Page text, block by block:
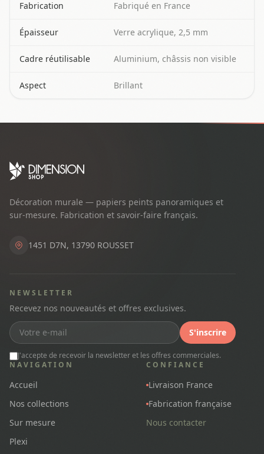
Fabrication Fabriqué en France
Épaisseur Verre acrylique, 2,5 mm
Cadre réutilisable Aluminium, châssis non visible
Aspect Brillant
Décoration murale — papiers peints panoramiques et
sur-mesure. Fabrication et savoir-faire français.
1451 D7N, 13790 ROUSSET
NEWSLETTER
Recevez nos nouveautés et offres exclusives.
S'inscrire
J'accepte de recevoir la newsletter et les offres commerciales.
NAVIGATION
Accueil
Nos collections
Sur mesure
Plexi
CONFIANCE
Livraison France
Fabrication française
Nous contacter